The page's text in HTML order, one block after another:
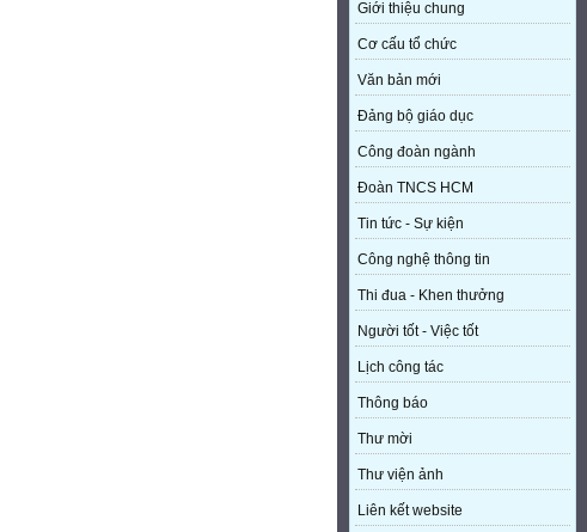
Giới thiệu chung
Cơ cấu tổ chức
Văn bản mới
Đảng bộ giáo dục
Công đoàn ngành
Đoàn TNCS HCM
Tin tức - Sự kiện
Công nghệ thông tin
Thi đua - Khen thưởng
Người tốt - Việc tốt
Lịch công tác
Thông báo
Thư mời
Thư viện ảnh
Liên kết website